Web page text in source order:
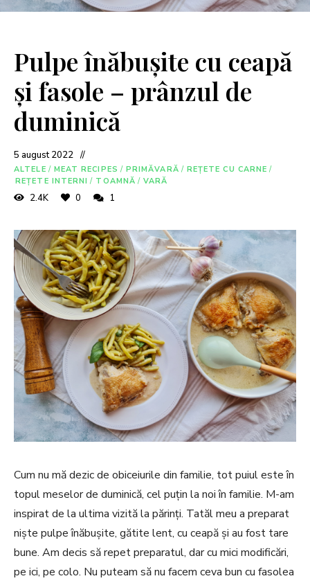
Pulpe înăbușite cu ceapă
și fasole – prânzul de
duminică
5 august 2022
ALTELE / MEAT RECIPES / PRIMĂVARĂ / REȚETE CU CARNE /
REȚETE INTERNI / TOAMNĂ / VARĂ
2.4K 0 1
Cum nu mă dezic de obiceiurile din familie, tot puiul este în
topul meselor de duminică, cel puțin la noi în familie. M-am
inspirat de la ultima vizită la părinți. Tatăl meu a preparat
niște pulpe înăbușite, gătite lent, cu ceapă și au fost tare
bune. Am decis să repet preparatul, dar cu mici modificări,
pe ici, pe colo. Nu puteam să nu facem ceva bun cu fasolea